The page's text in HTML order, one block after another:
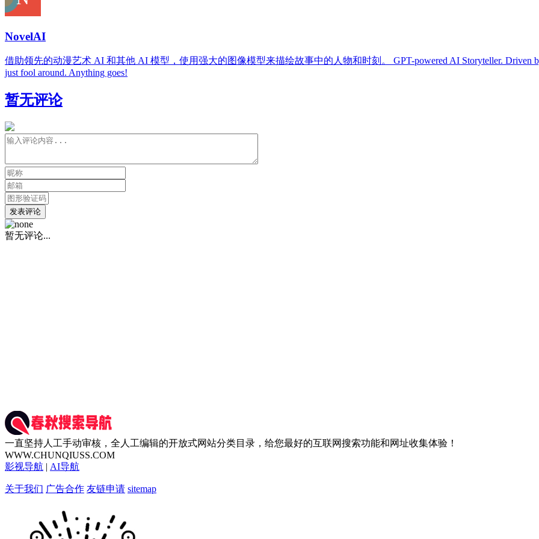
NovelAI
借助领先的动漫艺术 AI 和其他 AI 模型，使用强大的图像模型来描绘故事中的人物和时刻。 GPT-powered AI Storyteller. Driven by
just fool around. Anything goes!
暂无评论
发表评论
暂无评论...
一直坚持人工手动审核，全人工编辑的开放式网站分类目录，给您最好的互联网搜索功能和网址收集体验！
WWW.CHUNQIUSS.COM
影视导航 | AI导航
关于我们 广告合作 友链申请 sitemap